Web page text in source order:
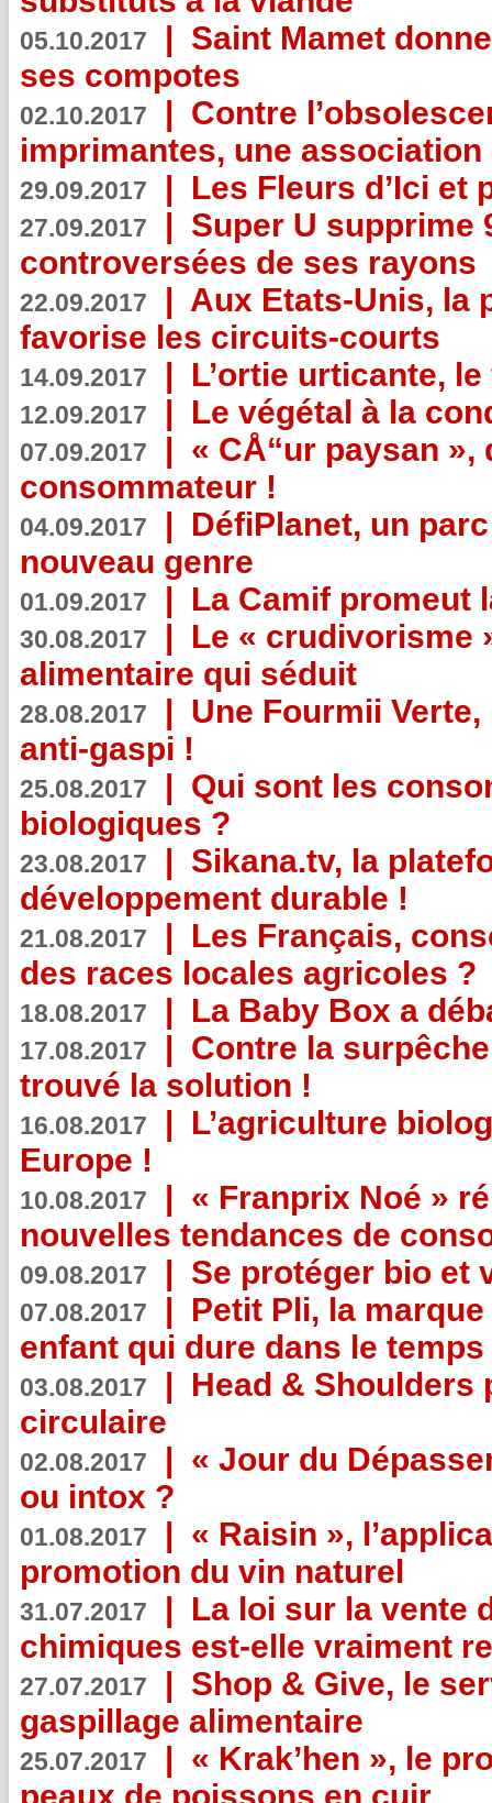
05.10.2017 | Saint Mamet
ses compotes
02.10.2017 | Contre
imprimantes, une
29.09.2017 | Les Fleurs d’Ici et
27.09.2017 | Super U supprime
controversées de ses rayons
22.09.2017 | Aux Etats-Unis, la
favorise les circuits-courts
14.09.2017 | L’ortie urticante,
12.09.2017 | Le végétal à la
07.09.2017 | « CÅ“ur paysan
consommateur !
04.09.2017 | DéfiPlanet, un
nouveau genre
01.09.2017 | La Camif promeut
30.08.2017 | Le « crudivorisme
alimentaire qui séduit
28.08.2017 | Une Fourmii
anti-gaspi !
25.08.2017 | Qui sont les
biologiques ?
23.08.2017 | Sikana.tv, la
développement durable !
21.08.2017 | Les Français,
des races locales agricoles ?
18.08.2017 | La Baby Box a
17.08.2017 | Contre la
trouvé la solution !
16.08.2017 | L’agriculture
Europe !
10.08.2017 | « Franprix Noé »
nouvelles tendances de
09.08.2017 | Se protéger bio et
07.08.2017 | Petit Pli, la
enfant qui dure dans le temps
03.08.2017 | Head & Shoulders
circulaire
02.08.2017 | « Jour du
ou intox ?
01.08.2017 | « Raisin »,
promotion du vin naturel
31.07.2017 | La loi sur la vente
chimiques est-elle vraiment
27.07.2017 | Shop & Give, le
gaspillage alimentaire
25.07.2017 | « Krak’hen », le